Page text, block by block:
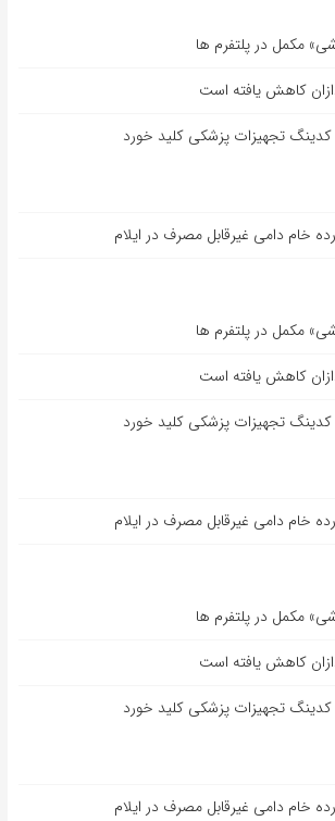
مکمل در پلتفرم ها
کاهش یافته است
کدینگ تجهیزات پزشکی کلید خورد
مکمل در پلتفرم ها
کاهش یافته است
کدینگ تجهیزات پزشکی کلید خورد
مکمل در پلتفرم ها
کاهش یافته است
کدینگ تجهیزات پزشکی کلید خورد